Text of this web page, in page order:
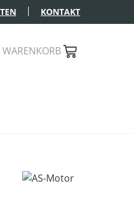
KONTAKT
WARENKORB